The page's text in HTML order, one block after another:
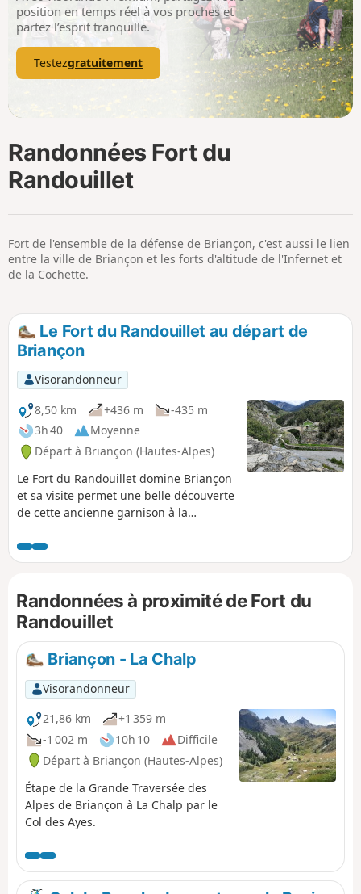
p
position en temps réel à vos proches et
partez l’esprit tranquille.
Testezgratuitement
Randonnées Fort du
Randouillet
Fort de l'ensemble de la défense de Briançon, c'est aussi le lien
entre la ville de Briançon et les forts d'altitude de l'Infernet et
de la Cochette.
Le Fort du Randouillet au départ de
Briançon
Visorandonneur
8,50 km
+436 m
-435 m
3h 40
Moyenne
Départ à Briançon (Hautes-Alpes)
Le Fort du Randouillet domine Briançon
et sa visite permet une belle découverte
de cette ancienne garnison à la
patrimoine de l'UNESCO en 2008, au
même titre que les autres forts
transport des marchandises entre
Briançon et les forts de l'Infernet et de
la Cochette via plusieurs téléphériques.
Randonnées à proximité de Fort du
Randouillet
Briançon - La Chalp
Visorandonneur
21,86 km
+1 359 m
-1 002 m
10h 10
Difficile
Départ à Briançon (Hautes-Alpes)
Étape de la Grande Traversée des
Alpes de Briançon à La Chalp par le
Col des Ayes.